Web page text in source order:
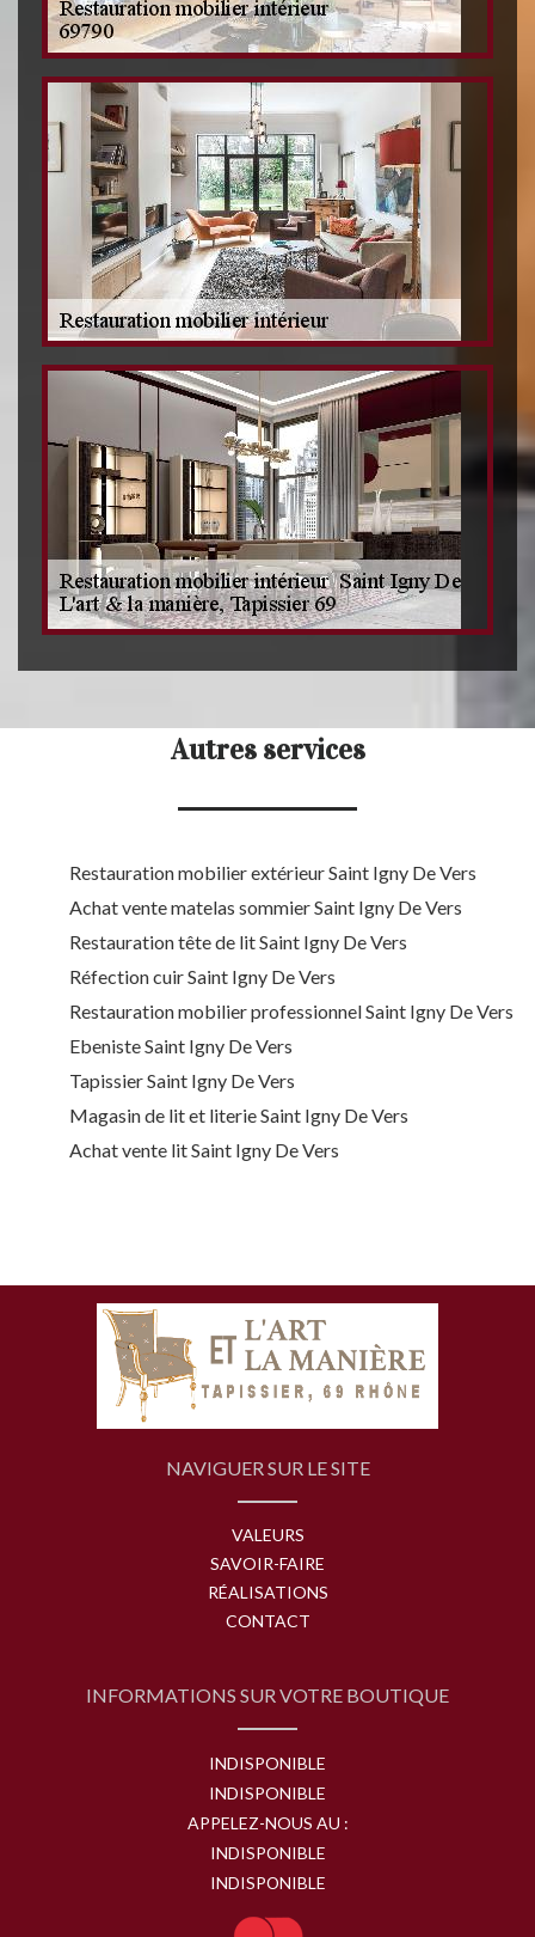
Autres services
Restauration mobilier extérieur Saint Igny De Vers
Achat vente matelas sommier Saint Igny De Vers
Restauration tête de lit Saint Igny De Vers
Réfection cuir Saint Igny De Vers
Restauration mobilier professionnel Saint Igny De Vers
Ebeniste Saint Igny De Vers
Tapissier Saint Igny De Vers
Magasin de lit et literie Saint Igny De Vers
Achat vente lit Saint Igny De Vers
NAVIGUER SUR LE SITE
VALEURS
SAVOIR-FAIRE
RÉALISATIONS
CONTACT
INFORMATIONS SUR VOTRE BOUTIQUE
INDISPONIBLE
INDISPONIBLE
APPELEZ-NOUS AU :
INDISPONIBLE
INDISPONIBLE